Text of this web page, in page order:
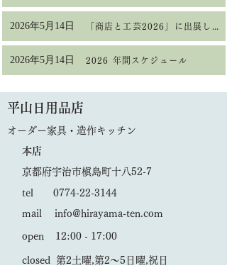
2026年5月14日
2026年5月14日 2026 年間スケジュール
平山日用品店
オーダー家具・造作キッチン
本店
京都府宇治市槇島町十八52-7
tel 0774-22-3144
mail info@hirayama-ten.com
open 12:00 - 17:00
closed 第2土曜,第2〜5日曜,祝日